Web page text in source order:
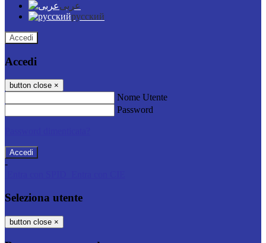
عربى
русский
Accedi
Accedi
button close ×
Nome Utente
Password
-
Seleziona utente
button close ×